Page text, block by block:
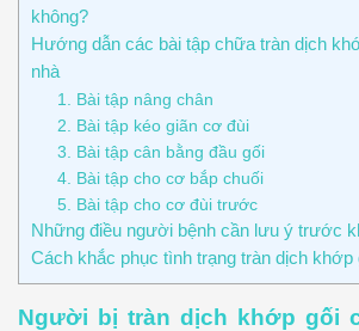
không?
Hướng dẫn các bài tập chữa tràn dịch
nhà
1. Bài tập nâng chân
2. Bài tập kéo giãn cơ đùi
3. Bài tập cân bằng đầu gối
4. Bài tập cho cơ bắp chuối
5. Bài tập cho cơ đùi trước
Những điều người bệnh cần lưu ý trước
Cách khắc phục tình trạng tràn dịch khớp
Người bị tràn dịch khớp gối